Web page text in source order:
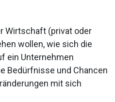
Wirtschaft (privat oder
wollen, wie sich die
ein Unternehmen
Bedürfnisse und Chancen
mit sich